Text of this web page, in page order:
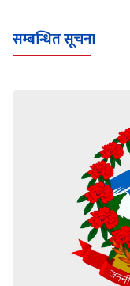
सम्बन्धित सूचना